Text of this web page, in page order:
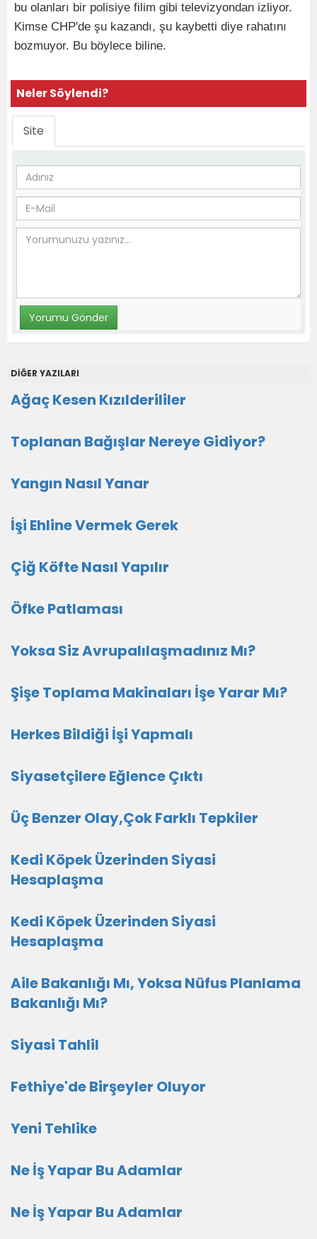
bu olanları bir polisiye filim gibi televizyondan izliyor.
Kimse CHP'de şu kazandı, şu kaybetti diye rahatını
bozmuyor. Bu böylece biline.
Neler Söylendi?
Site
DİĞER YAZILARI
Ağaç Kesen Kızılderililer
Toplanan Bağışlar Nereye Gidiyor?
Yangın Nasıl Yanar
İşi Ehline Vermek Gerek
Çiğ Köfte Nasıl Yapılır
Öfke Patlaması
Yoksa Siz Avrupalılaşmadınız Mı?
Şişe Toplama Makinaları İşe Yarar Mı?
Herkes Bildiği İşi Yapmalı
Siyasetçilere Eğlence Çıktı
Üç Benzer Olay,Çok Farklı Tepkiler
Kedi Köpek Üzerinden Siyasi
Hesaplaşma
Kedi Köpek Üzerinden Siyasi
Hesaplaşma
Aile Bakanlığı Mı, Yoksa Nüfus Planlama
Bakanlığı Mı?
Siyasi Tahlil
Fethiye'de Birşeyler Oluyor
Yeni Tehlike
Ne İş Yapar Bu Adamlar
Ne İş Yapar Bu Adamlar